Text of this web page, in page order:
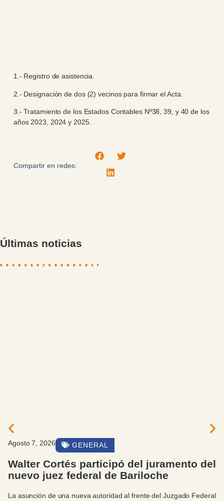
1.- Registro de asistencia.
2.- Designación de dos (2) vecinos para firmar el Acta.
3.- Tratamiento de los Estados Contables Nº38, 39, y 40 de los
años 2023, 2024 y 2025.
Compartir en redes:
Últimas noticias
Agosto 7, 2026 GENERAL
Walter Cortés participó del juramento del
nuevo juez federal de Bariloche
La asunción de una nueva autoridad al frente del Juzgado Federal